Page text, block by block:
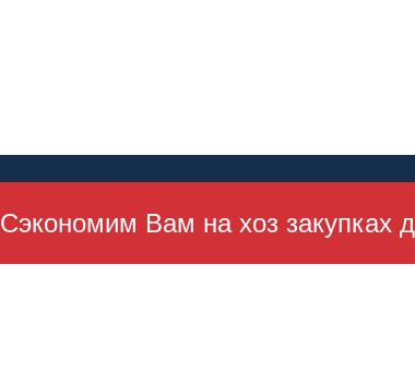
Сэкономим Вам на хоз закупках